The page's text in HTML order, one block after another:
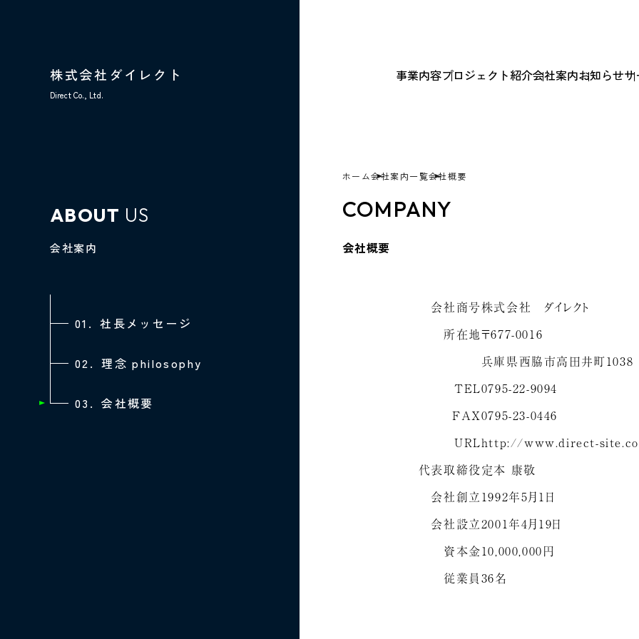
事業内容プロジェクト紹介会社案内お知らせ
株式会社ダイレクト
Direct Co., Ltd.
ABOUT US
会社案内
01. 社長メッセージ
02. 理念 philosophy
03. 会社概要
ホーム会社案内一覧会社概要
COMPANY
会社概要
会社商号株式会社 ダイレクト
所在地〒677-0016
兵庫県西脇市高田井町1038
TEL0795-22-9094
FAX0795-23-0446
URLhttp://www.direct-
代表取締役定本 康敬
会社創立1992年5月1日
会社設立2001年4月19日
資本金10,000,000円
従業員 36名